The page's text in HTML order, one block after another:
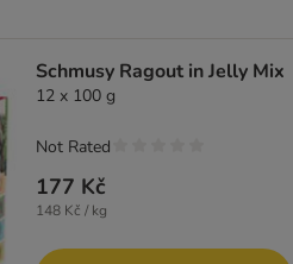
Schmusy Ragout in Jelly Mix
12 x 100 g
177 Kč
148 Kč / kg
Not Rated